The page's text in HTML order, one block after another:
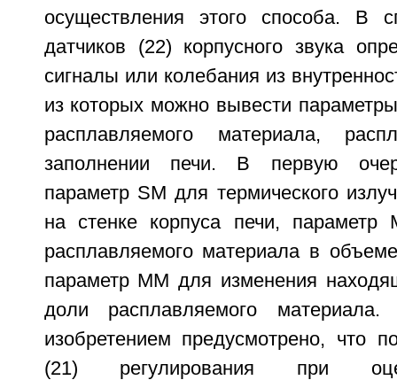
осуществления этого способа. В
датчиков (22) корпусного звука
сигналы или колебания из
из которых можно вывести
расплавляемого материала,
заполнении печи. В первую
параметр SM для термического
на стенке корпуса печи, параметр
расплавляемого материала в
параметр ММ для изменения
доли расплавляемого
изобретением предусмотрено, что
(21) регулирования при